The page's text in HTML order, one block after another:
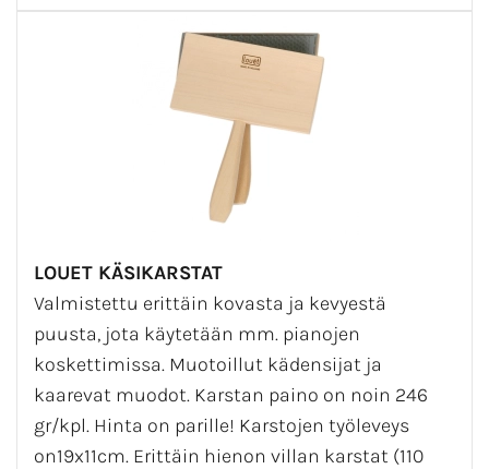
LOUET KÄSIKARSTAT
Valmistettu erittäin kovasta ja kevyestä
puusta, jota käytetään mm. pianojen
koskettimissa. Muotoillut kädensijat ja
kaarevat muodot. Karstan paino on noin 246
gr/kpl. Hinta on parille! Karstojen työleveys
on19x11cm. Erittäin hienon villan karstat (110